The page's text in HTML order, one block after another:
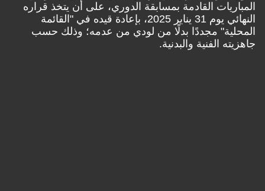
القادمة بمسابقة الدوري، على أن يتخذ قراره
النهائي يوم 31 يناير 2025، بإعادة قيده في "القائمة
مجددًا بدلًا من لودي من عدمه؛ وذلك حسب
الفنية والبدنية.